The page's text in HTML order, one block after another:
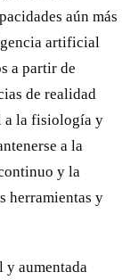
aún más
artificial
a partir de
de realidad
a la fisiología y
a la
y la
herramientas y
aumentada